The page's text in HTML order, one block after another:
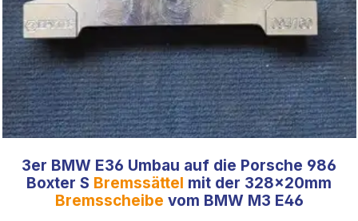
3er BMW E36 Umbau auf die Porsche 986
Boxter S Bremssättel mit der 328x20mm
Bremsscheibe vom BMW M3 E46